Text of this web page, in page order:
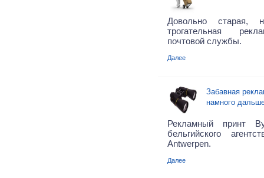
Довольно
трогательная
почтовой службы.
Далее
Забавная
намного
Рекламный принт
бельгийского
Antwerpen.
Далее